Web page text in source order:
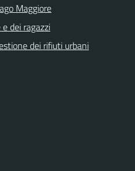
Maggiore
dei ragazzi
dei rifiuti urbani